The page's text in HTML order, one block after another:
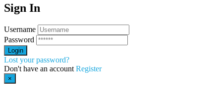
Sign In
Username
Password
Lost your password?
Don't have an account Register
×